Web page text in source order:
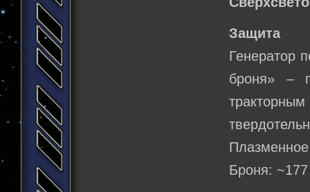
Защита
Генератор
броня» –
Броня: